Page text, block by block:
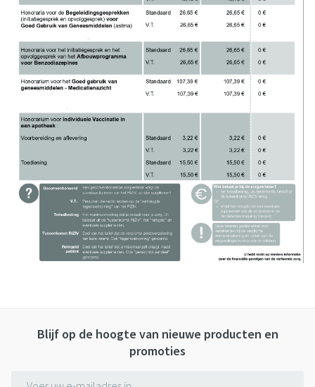
Blijf op de hoogte van nieuwe producten en
promoties